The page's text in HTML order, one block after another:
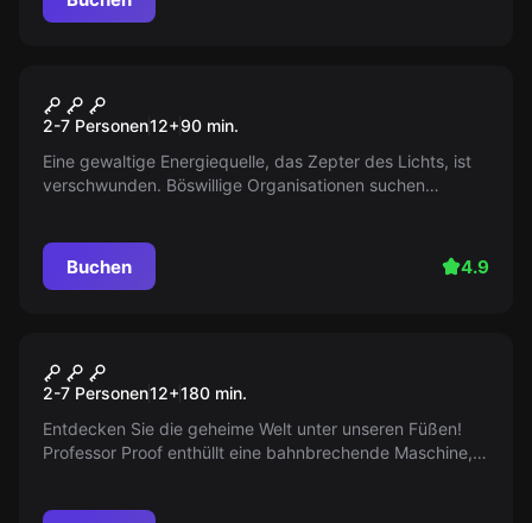
Die Suche nach dem Zepter
des Lichts
2-7 Personen12+90 min.
Eine gewaltige Energiequelle, das Zepter des Lichts, ist
verschwunden. Böswillige Organisationen suchen
Buchen 4.9
Neu
Monster in der Stadt
2-7 Personen12+180 min.
Entdecken Sie die geheime Welt unter unseren Füßen!
Professor Proof enthüllt eine bahnbrechende Maschine,